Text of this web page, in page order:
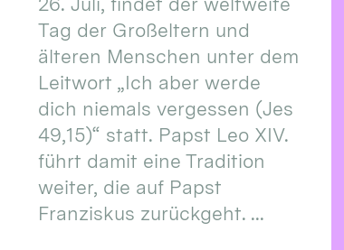
Tag der Großeltern und
älteren Menschen unter dem
Leitwort „Ich aber werde
dich niemals vergessen (Jes
49,15)“ statt. Papst Leo XIV.
führt damit eine Tradition
weiter, die auf Papst
Franziskus zurückgeht. ...